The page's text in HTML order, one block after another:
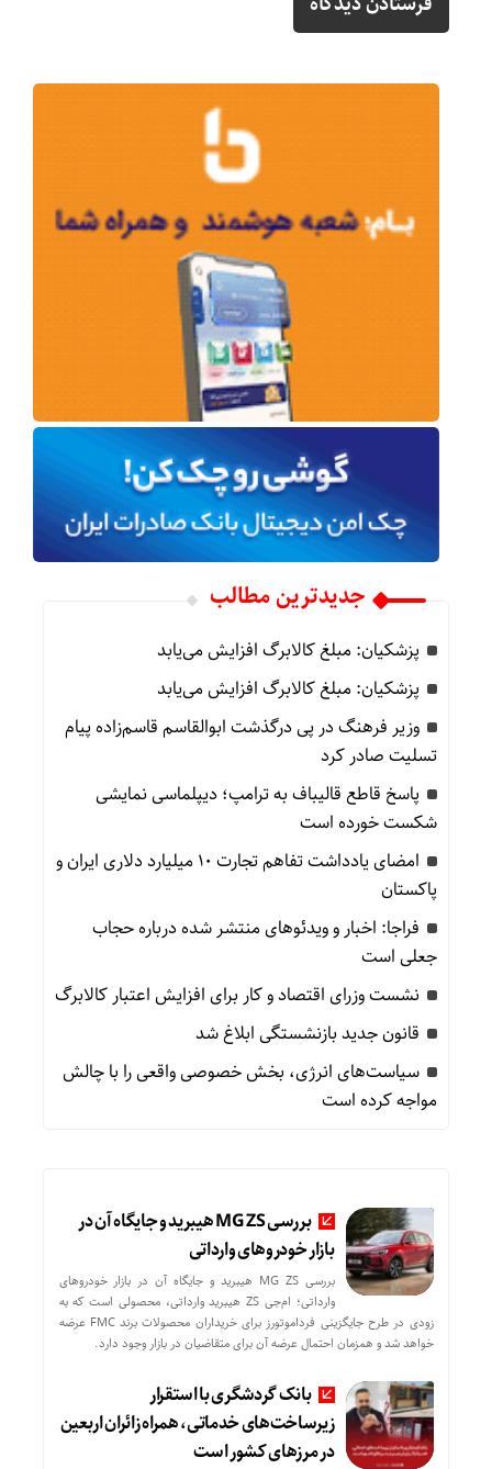
جدیدترین مطالب
پزشکیان: مبلغ کالابرگ افزایش می‌یابد
پزشکیان: مبلغ کالابرگ افزایش می‌یابد
وزیر فرهنگ در پی درگذشت ابوالقاسم قاسم‌زاده پیام
تسلیت صادر کرد
پاسخ قاطع قالیباف به ترامپ؛ دیپلماسی نمایشی
شکست خورده است
امضای یادداشت تفاهم تجارت ۱۰ میلیارد دلاری ایران و
پاکستان
فراجا: اخبار و ویدئوهای منتشر شده درباره حجاب
جعلی است
نشست وزرای اقتصاد و کار برای افزایش اعتبار کالابرگ
قانون جدید بازنشستگی ابلاغ شد
سیاست‌های انرژی، بخش خصوصی واقعی را با چالش
مواجه کرده است
بررسی MG ZS هیبرید و جایگاه آن در
بازار خودروهای وارداتی
بررسی MG ZS هیبرید و جایگاه آن در بازار خودروهای
وارداتی؛ ام‌جی ZS هیبرید وارداتی، محصولی است که به
زودی در طرح جایگزینی فرداموتورز برای خریداران محصولات برند FMC عرضه
خواهد شد و همزمان احتمال عرضه آن برای متقاضیان در بازار وجود دارد.
بانک گردشگری با استقرار
زیرساخت‌های خدماتی، همراه زائران اربعین
در مرزهای کشور است